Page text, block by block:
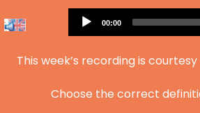
Current
00:00
This week’s recording is
Choose the correct